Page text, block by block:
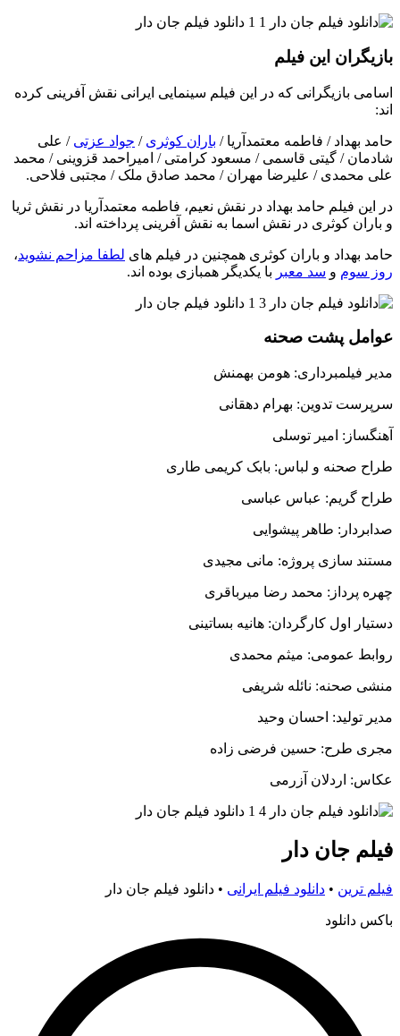
بازیگران این فیلم
اسامی بازیگرانی که در این فیلم سینمایی ایرانی نقش آفرینی کرده
اند:
حامد بهداد / فاطمه معتمدآریا / باران کوثری / جواد عزتی / علی
شادمان / گیتی قاسمی / مسعود کرامتی / امیراحمد قزوینی / محمد
علی محمدی / علیرضا مهران / محمد صادق ملک / مجتبی فلاحی.
در این فیلم حامد بهداد در نقش نعیم، فاطمه معتمدآریا در نقش ثریا
و باران کوثری در نقش اسما به نقش آفرینی پرداخته اند.
حامد بهداد و باران کوثری همچنین در فیلم های لطفا مزاحم نشوید،
روز سوم و سد معبر با یکدیگر همبازی بوده اند.
عوامل پشت صحنه
مدیر فیلمبرداری: هومن بهمنش
سرپرست تدوین: بهرام دهقانی
آهنگساز: امیر توسلی
طراح صحنه و لباس: بابک کریمی طاری
طراح گریم: عباس عباسی
صدابردار: طاهر پیشوایی
مستند سازی پروژه: مانی مجیدی
چهره پرداز: محمد رضا میرباقری
دستیار اول کارگردان: هانیه بساتینی
روابط عمومی: میثم محمدی
منشی صحنه: نائله شریفی
مدیر تولید: احسان وحید
مجری طرح: حسین فرضی زاده
عکاس: اردلان آزرمی
فیلم جان دار
فیلم ترین • دانلود فیلم ایرانی • دانلود فیلم جان دار
باکس دانلود